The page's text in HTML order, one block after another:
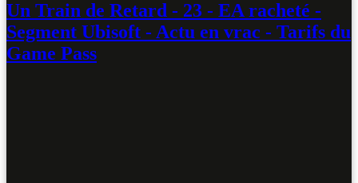
Un Train de Retard - 23 - EA racheté -
Segment Ubisoft - Actu en vrac - Tarifs du
Game Pass